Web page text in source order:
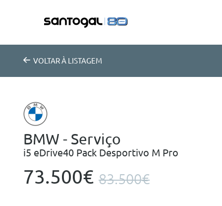
VOLTARÀ LISTAGEM
BMW - Serviço
i5 eDrive40 Pack Desportivo M Pro
73.500€ 83.500€